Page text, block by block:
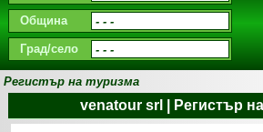
Община
Град/село
Регистър на туризма
venatour srl | Регистър